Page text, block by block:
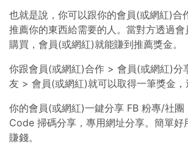
也就是說，你可以跟你的會員(或網紅)合
推薦你的東西給需要的人。當對方透過
購買，會員(或網紅)就能賺到推薦獎金。
你跟會員(或網紅)合作 > 會員(或網紅)分
友 > 會員(或網紅)就可以取得一筆獎金，
你的會員(或網紅)一鍵分享 FB 粉專/社團
Code 掃碼分享，專用網址分享。簡單好
賺錢。